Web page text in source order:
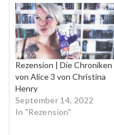
Rezension | Die Chroniken
von Alice 3 von Christina
Henry
September 14, 2022
In "Rezension"